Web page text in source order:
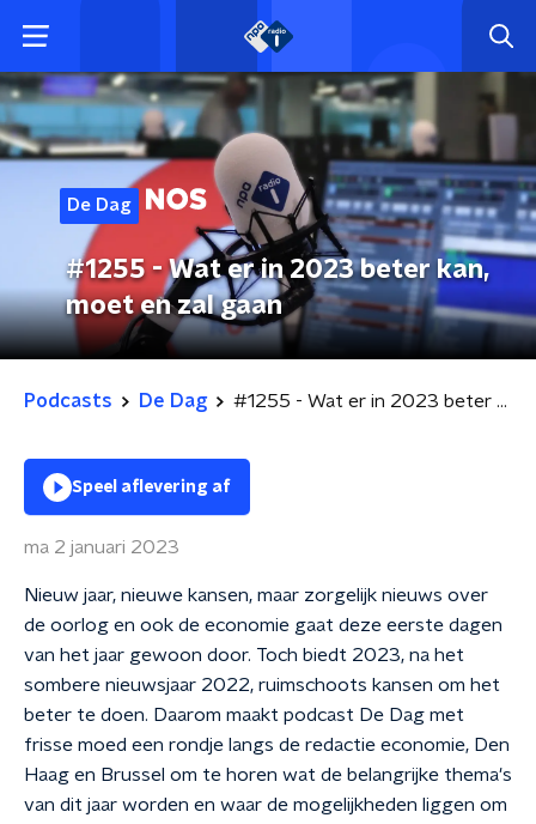
De Dag
#1255 - Wat er in 2023 beter kan,
moet en zal gaan
Podcasts De Dag #1255 - Wat er in 2023 beter kan, moet en zal gaan
Speel aflevering af
ma 2 januari 2023
Nieuw jaar, nieuwe kansen, maar zorgelijk nieuws over
de oorlog en ook de economie gaat deze eerste dagen
van het jaar gewoon door. Toch biedt 2023, na het
sombere nieuwsjaar 2022, ruimschoots kansen om het
beter te doen. Daarom maakt podcast De Dag met
frisse moed een rondje langs de redactie economie, Den
Haag en Brussel om te horen wat de belangrijke thema's
van dit jaar worden en waar de mogelijkheden liggen om